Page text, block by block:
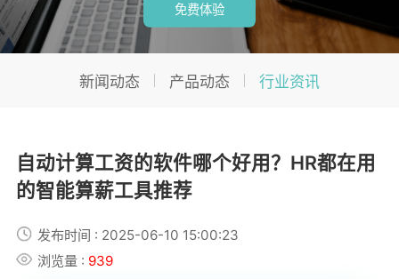
免费体验
新闻动态 产品动态 行业资讯
自动计算工资的软件哪个好用？HR都在用
的智能算薪工具推荐
发布时间 : 2025-06-10 15:00:23
浏览量 : 939